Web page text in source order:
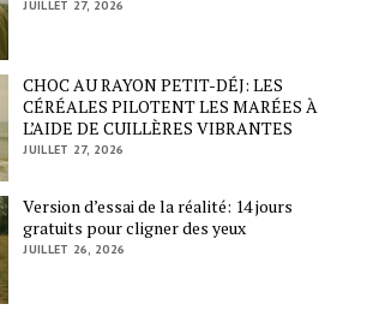
JUILLET 27, 2026
CHOC AU RAYON PETIT-DÉJ: LES
CÉRÉALES PILOTENT LES MARÉES À
L’AIDE DE CUILLÈRES VIBRANTES
JUILLET 27, 2026
Version d’essai de la réalité: 14 jours
gratuits pour cligner des yeux
JUILLET 26, 2026